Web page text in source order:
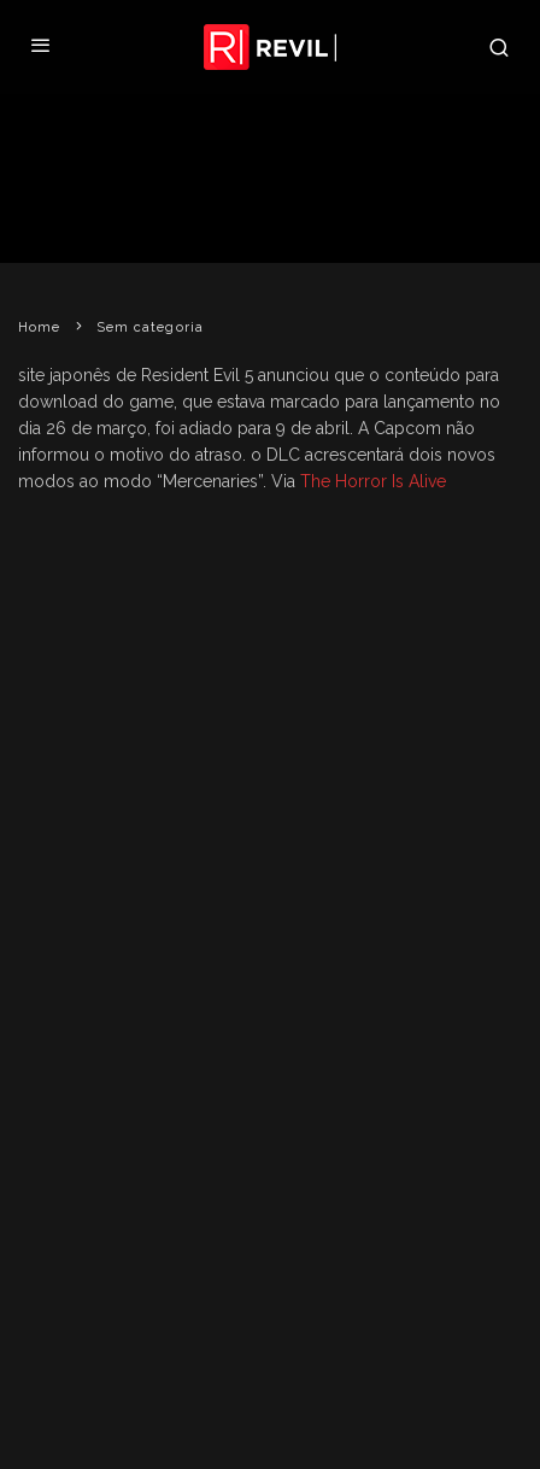
Home
Sem categoria
site japonês de Resident Evil 5 anunciou que o conteúdo para
download do game, que estava marcado para lançamento no
dia 26 de março, foi adiado para 9 de abril. A Capcom não
informou o motivo do atraso. o DLC acrescentará dois novos
modos ao modo “Mercenaries”. Via The Horror Is Alive